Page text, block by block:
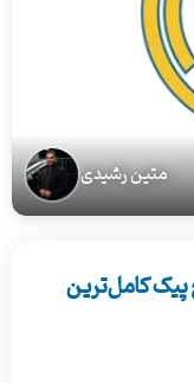
متین رشیدی
پیک کامل‌ترین